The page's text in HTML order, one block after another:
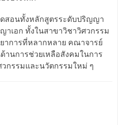
สอนทั้งหลักสูตรระดับปริญญา
เอก ทั้งในสาขาวิชาวิศวกรรม
าการที่หลากหลาย คณาจารย์
านการช่วยเหลือสังคมในการ
กรรมและนวัตกรรมใหม่ ๆ